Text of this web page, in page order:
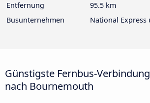
Entfernung
95.5 km
Busunternehmen
National Express
Günstigste Fernbus-
nach Bournemouth